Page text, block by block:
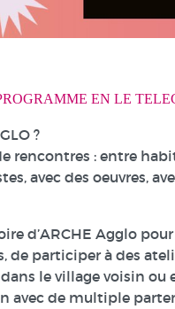
EN LE
?
rencontres : entre
avec des oeuvres,
d’ARCHE Agglo
de participer à des
le village voisin
avec de multiple